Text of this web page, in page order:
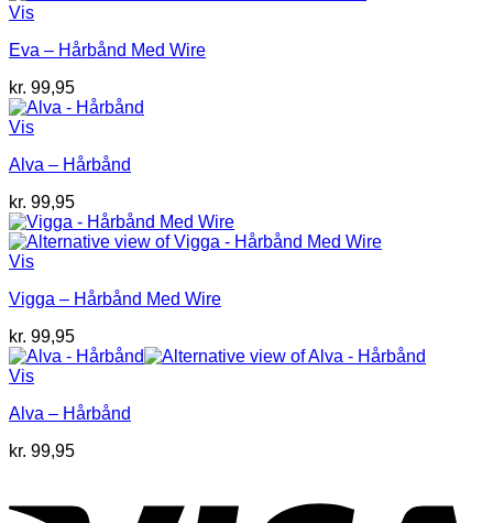
Vis
Eva – Hårbånd Med Wire
kr. 99,95
Vis
Alva – Hårbånd
kr. 99,95
Vis
Vigga – Hårbånd Med Wire
kr. 99,95
Vis
Alva – Hårbånd
kr. 99,95